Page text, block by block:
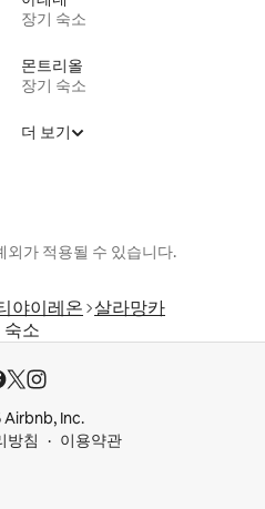
장기 숙소
몬트리올
장기 숙소
더 보기
외가 적용될 수 있습니다.
야이레온 살라망카
숙소
Inc.
방침
이용약관